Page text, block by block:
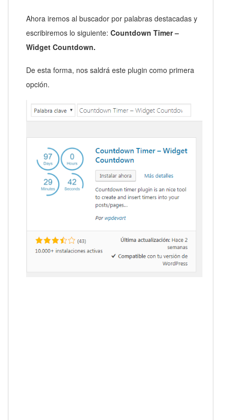
Ahora iremos al buscador por palabras destacadas y
escribiremos lo siguiente: Countdown Timer –
Widget Countdown.
De esta forma, nos saldrá este plugin como primera
opción.